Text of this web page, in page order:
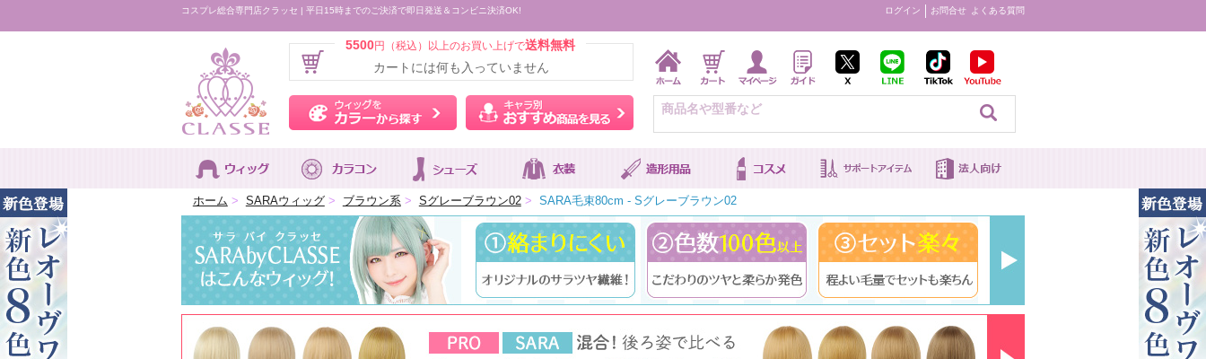
コスプレ総合専門店クラッセ | 平日15時までのご決済で即日発送＆コンビニ決済OK! ログイン お問合せ よくある質問
5500円（税込）以上のお買い上げで送料無料
カートには何も入っていません
ウィッグをカラーから探す キャラ別おすすめ商品を見る
ホーム > SARAウィッグ > ブラウン系 > Sグレーブラウン02 > SARA毛束80cm - Sグレーブラウン02